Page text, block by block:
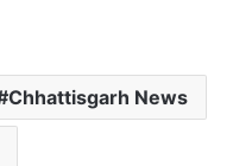
Chhattisgarh News